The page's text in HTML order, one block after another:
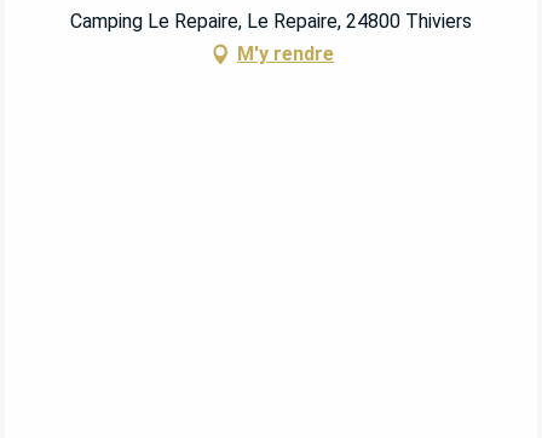
Camping Le Repaire, Le Repaire, 24800 Thiviers
M'y rendre